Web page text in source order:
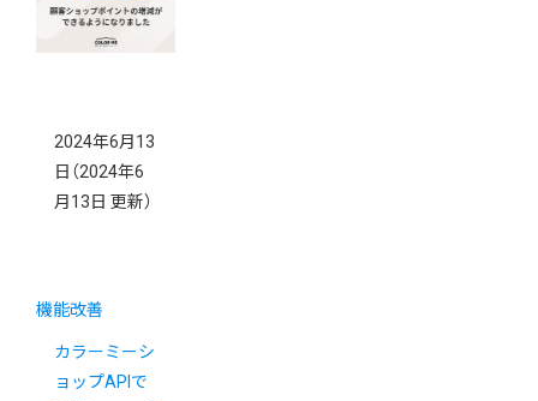
2024年6月13
日 （2024年6
月13日 更新）
機能改善
カラーミーシ
ョップAPIで